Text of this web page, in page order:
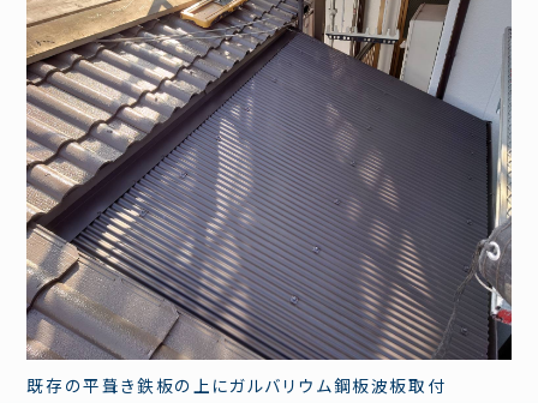
既存の平葺き鉄板の上にガルバリウム鋼板波板取付